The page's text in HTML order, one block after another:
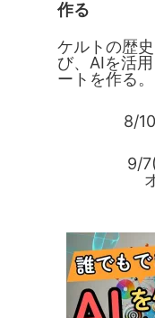
作る
ケルトの歴
び、AIを活
ートを作る。
8/
9/